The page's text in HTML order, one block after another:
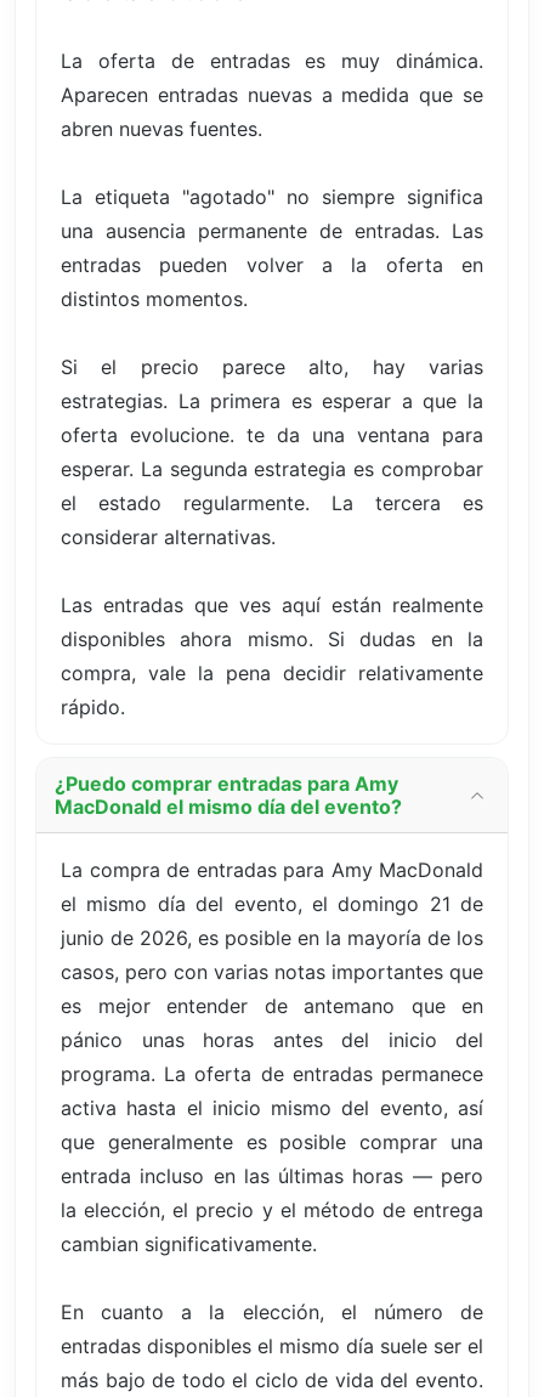
La oferta de entradas es muy dinámica.
Aparecen entradas nuevas a medida que se
abren nuevas fuentes.
La etiqueta "agotado" no siempre significa
una ausencia permanente de entradas. Las
entradas pueden volver a la oferta en
distintos momentos.
Si el precio parece alto, hay varias
estrategias. La primera es esperar a que la
oferta evolucione. te da una ventana para
esperar. La segunda estrategia es comprobar
el estado regularmente. La tercera es
considerar alternativas.
Las entradas que ves aquí están realmente
disponibles ahora mismo. Si dudas en la
compra, vale la pena decidir relativamente
rápido.
¿Puedo comprar entradas para Amy
MacDonald el mismo día del evento?
La compra de entradas para Amy MacDonald
el mismo día del evento, el domingo 21 de
junio de 2026, es posible en la mayoría de los
casos, pero con varias notas importantes que
es mejor entender de antemano que en
pánico unas horas antes del inicio del
programa. La oferta de entradas permanece
activa hasta el inicio mismo del evento, así
que generalmente es posible comprar una
entrada incluso en las últimas horas — pero
la elección, el precio y el método de entrega
cambian significativamente.
En cuanto a la elección, el número de
entradas disponibles el mismo día suele ser el
más bajo de todo el ciclo de vida del evento.